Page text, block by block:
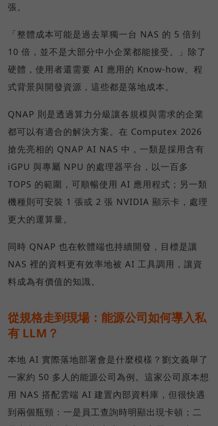
張。
「整體成本可能是過去單獨一台 NAS 的 5 倍到
10 倍，並不是大部分中小企業都能接受。」除了
硬體，使用者還需要 AI 應用的 Know-how、程
式背景與開發資源，這些都是落地成本。
QNAP 則是透過算力分級讓各規模與需求的企業
都可以有適合的解決方案。在 Computex 2026
搶先亮相的 QNAP AI NAS 中，一類是採用含有
iGPU 與專屬 NPU 的處理器平台，以一百多
TOPS 的範圍，可順暢使用 AI 應用程式；另一類
機種則可安裝 1 張或 2 張 NVIDIA 顯示卡，處理
更大的運算量。
同時 QNAP 也在軟體端也持續開發，目標是讓
NAS 裡的資料更有效率地被 AI 工具調用，讓資
料成為有價值的知識。
從規格走到現場：能源公司如何導入私
有 LLM？
本地 AI 實際落地部署會是什麼模樣？劉文義舉了
一家約 50 多人的能源公司為例。這家公司原本想
用 NAS 搭配雲端 AI 建置內部資料庫，但很快遇
到兩個瓶頸：一是員工查詢時明顯出現卡頓；二